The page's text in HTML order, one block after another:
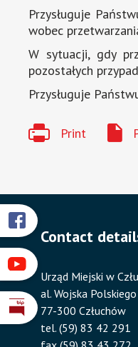
Przysługuje
wobec
W sytuacji, gdy
pozostałych
Przysługuje
Print
Contact
Urząd Miejski w
al. Wojska
77-300 Człuchów
tel. (59) 83 42 291
Przyklejone
odnośniki
Will
open
in
new
window
Will
open
in
new
window
Will
open